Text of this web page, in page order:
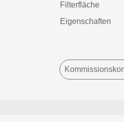
Filterfläche
Eigenschaften